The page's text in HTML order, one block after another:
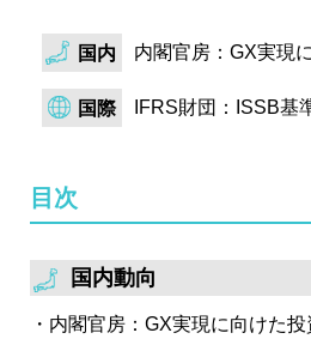
国内 内閣官房：GX実現
国際 IFRS財団：ISSB基
目次
国内動向
内閣官房：GX実現に向けた